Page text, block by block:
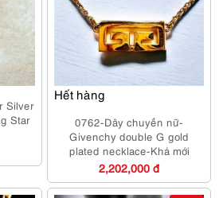
Silver
Star
Hết hàng
0762-Dây chuyền nữ-
Givenchy double G gold
plated necklace-Khá mới
2,202,000 đ